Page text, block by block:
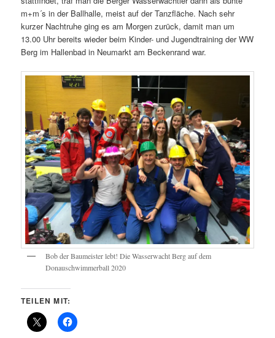
m+m´s in der Ballhalle, meist auf der Tanzfläche. Nach sehr
kurzer Nachtruhe ging es am Morgen zurück, damit man um
13.00 Uhr bereits wieder beim Kinder- und Jugendtraining der WW
Berg im Hallenbad in Neumarkt am Beckenrand war.
Bob der Baumeister lebt! Die Wasserwacht Berg auf dem
Donauschwimmerball 2020
TEILEN MIT: